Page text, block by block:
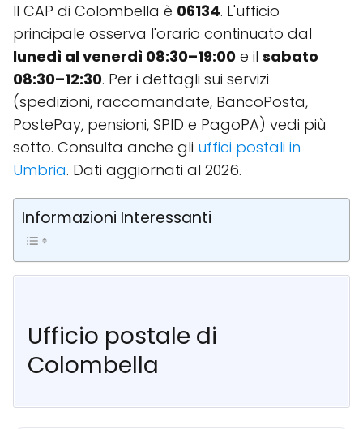
Il CAP di Colombella è 06134. L'ufficio
principale osserva l'orario continuato dal
lunedì al venerdì 08:30–19:00 e il sabato
08:30–12:30. Per i dettagli sui servizi
(spedizioni, raccomandate, BancoPosta,
PostePay, pensioni, SPID e PagoPA) vedi più
sotto. Consulta anche gli uffici postali in
Umbria. Dati aggiornati al 2026.
Informazioni Interessanti
Ufficio postale di
Colombella